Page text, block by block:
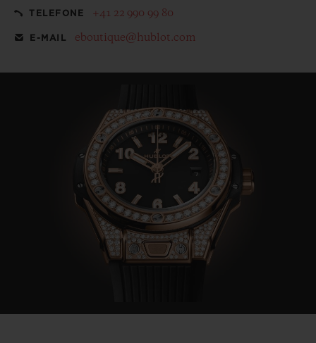
TELEFONE +41 22 990 99 80
E-MAIL eboutique@hublot.com